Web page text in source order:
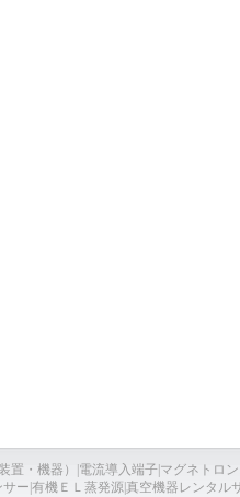
置・機器） 電流導入端子 マグネトロ
ー 有機ＥＬ蒸発源真空機器レンタル